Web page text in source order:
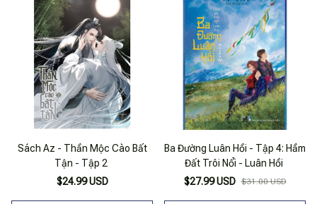
Sách Az - Thần Mộc Cào Bất
Tận - Tập 2
$24.99 USD
Ba Đường Luân Hồi - Tập 4: Hầm
Đất Trôi Nổi - Luân Hồi
$27.99 USD $31.00 USD